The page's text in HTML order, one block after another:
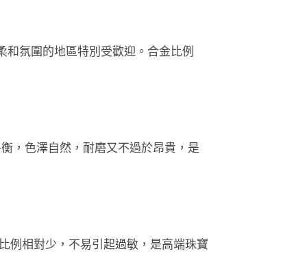
氛圍的地區特別受歡迎。合金比例
，色澤自然，耐磨又不過於昂貴，是
例相對少，不易引起過敏，是高端珠寶